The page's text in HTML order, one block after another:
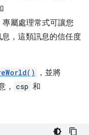
專屬處理常式可讓您
，這類訊息的信任度
，並將
， csp 和